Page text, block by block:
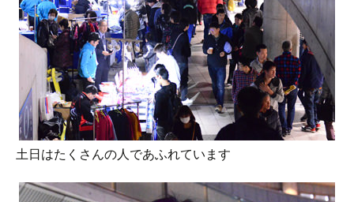
土日はたくさんの人であふれています